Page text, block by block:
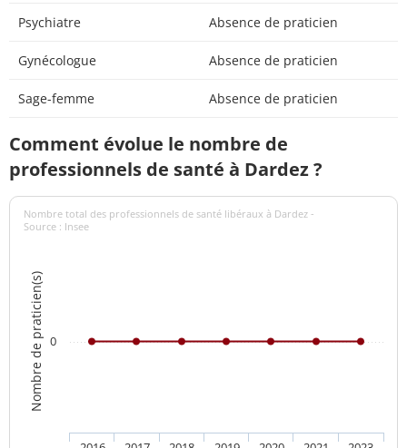
Psychiatre Absence de praticien
Gynécologue Absence de praticien
Sage-femme Absence de praticien
Comment évolue le nombre de
professionnels de santé à Dardez ?
Nombre de praticien(s)
Nombre total des professionnels de santé libéraux à Dardez -
Source : Insee
0